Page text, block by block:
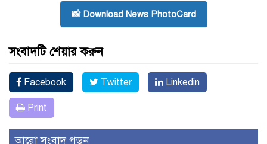
📸 Download News PhotoCard
সংবাদটি শেয়ার করুন
Facebook Twitter Linkedin
Print
আরো সংবাদ পড়ুন